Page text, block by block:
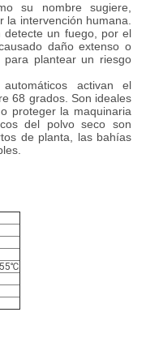
su nombre sugiere,
la intervención humana.
un fuego, por el
daño extenso o
plantear un riesgo
activan el
68 grados. Son ideales
proteger la maquinaria
del polvo seco son
de planta, las bahías